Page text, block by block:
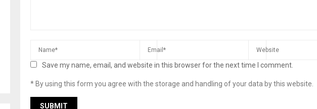
Save my name, email, and website in this browser for the next time I comment.
* By using this form you agree with the storage and handling of your data by this website.